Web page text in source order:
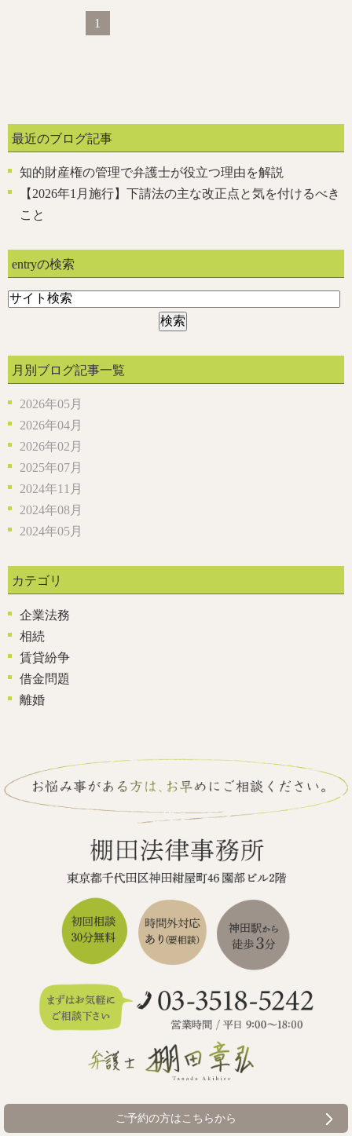
1
最近のブログ記事
知的財産権の管理で弁護士が役立つ理由を解説
【2026年1月施行】下請法の主な改正点と気を付けるべき
こと
entryの検索
月別ブログ記事一覧
2026年05月
2026年04月
2026年02月
2025年07月
2024年11月
2024年08月
2024年05月
カテゴリ
企業法務
相続
賃貸紛争
借金問題
離婚
ご予約の方はこちらから